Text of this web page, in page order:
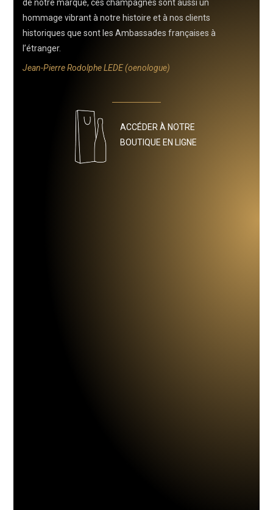
de notre marque, ces champagnes sont aussi un
hommage vibrant à notre histoire et à nos clients
historiques que sont les Ambassades françaises à
l’étranger.
Jean-Pierre Rodolphe LEDE (oenologue)
ACCÉDER À NOTRE
BOUTIQUE EN LIGNE